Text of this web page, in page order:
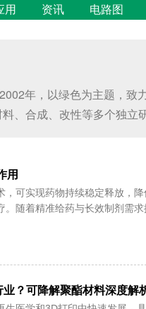
用 资讯
电路图
年，以绿色为主题，
、合成、改性等多个独
用
可实现药物持续稳定释放，
随着精准给药与长效制剂需
？可降解聚酯材料深度解